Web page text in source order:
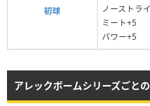
初球
ノーストラ
ミート+5
パワー+5
アレックボームシリーズごと